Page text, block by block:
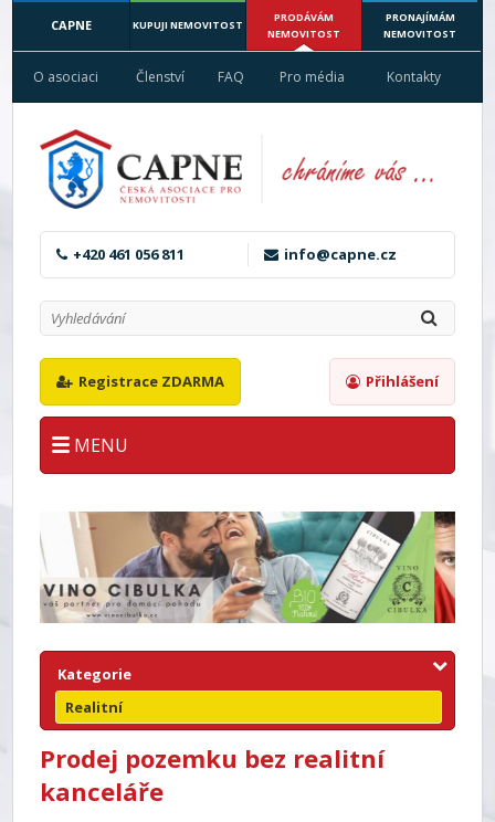
CAPNE KUPUJI NEMOVITOST
PRODÁVÁM
NEMOVITOST
PRONAJÍMÁM
NEMOVITOST
O asociaci Členství FAQ Pro média Kontakty
+420 461 056 811 info@capne.cz
Registrace ZDARMA Přihlášení
MENU
Kategorie
Realitní
Prodej pozemku bez realitní
kanceláře